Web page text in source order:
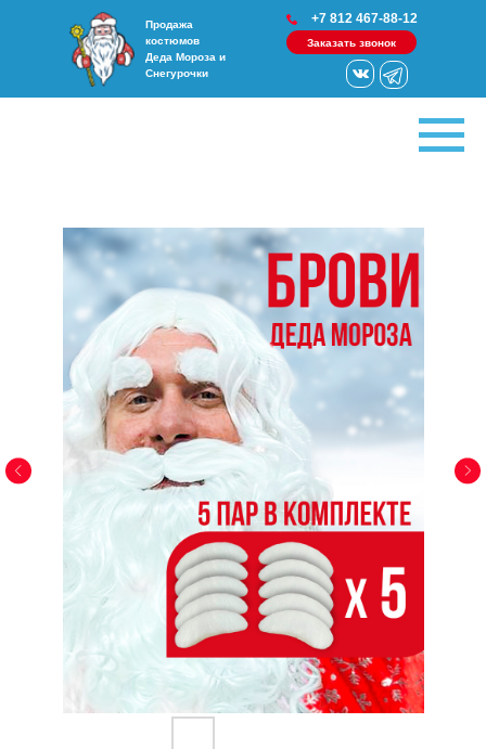
+7 812 467-88-12
Продажа
костюмов
Деда Мороза и
Снегурочки
Заказать звонок